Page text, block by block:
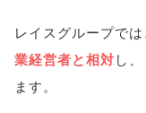
レイスグループでは
業経営者と相対し
ます。